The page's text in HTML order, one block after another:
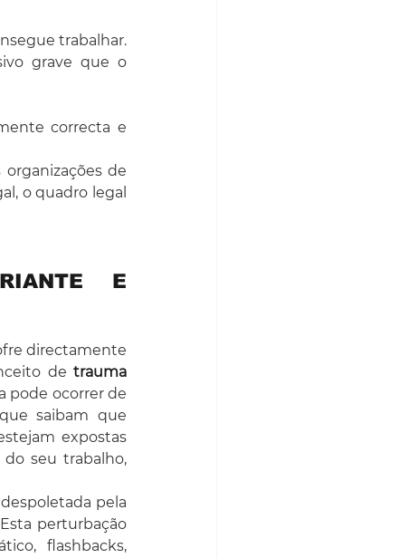
trabalhar.
grave que o
correcta e
de
o quadro legal
E
directamente
de trauma
pode ocorrer de
saibam que
expostas
seu trabalho,
pela
perturbação
flashbacks,